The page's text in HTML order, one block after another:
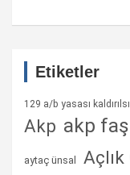
Etiketler
129 a/b yasası
Akp akp
aytaç ünsal Açlık